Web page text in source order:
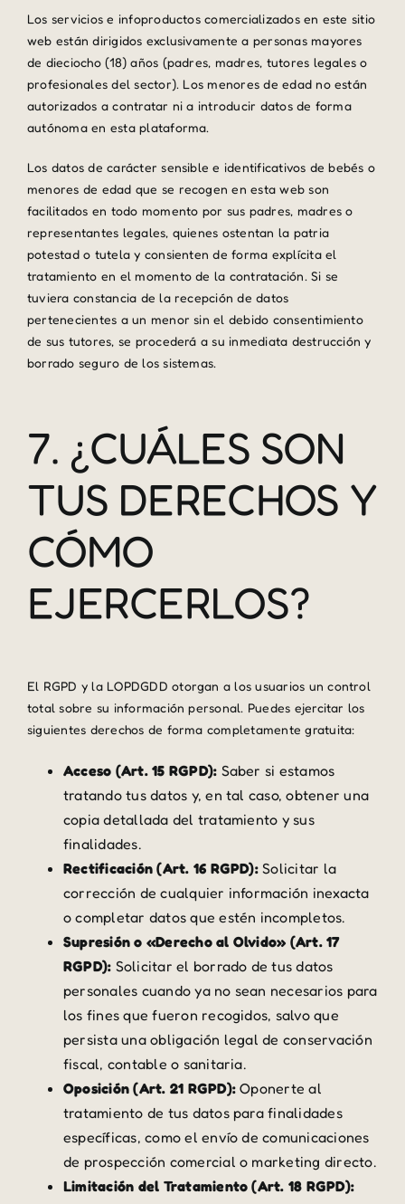
Los servicios e infoproductos comercializados en este sitio
web están dirigidos exclusivamente a personas mayores
de dieciocho (18) años (padres, madres, tutores legales o
profesionales del sector). Los menores de edad no están
autorizados a contratar ni a introducir datos de forma
autónoma en esta plataforma.
Los datos de carácter sensible e identificativos de bebés o
menores de edad que se recogen en esta web son
facilitados en todo momento por sus padres, madres o
representantes legales, quienes ostentan la patria
potestad o tutela y consienten de forma explícita el
tratamiento en el momento de la contratación. Si se
tuviera constancia de la recepción de datos
pertenecientes a un menor sin el debido consentimiento
de sus tutores, se procederá a su inmediata destrucción y
borrado seguro de los sistemas.
7. ¿CUÁLES SON
TUS DERECHOS Y
CÓMO
EJERCERLOS?
El RGPD y la LOPDGDD otorgan a los usuarios un control
total sobre su información personal. Puedes ejercitar los
siguientes derechos de forma completamente gratuita:
Acceso (Art. 15 RGPD): Saber si estamos
tratando tus datos y, en tal caso, obtener una
copia detallada del tratamiento y sus
finalidades.
Rectificación (Art. 16 RGPD):Solicitar la
corrección de cualquier información inexacta
o completar datos que estén incompletos.
Supresión o «Derecho al Olvido» (Art. 17
RGPD): Solicitar el borrado de tus datos
personales cuando ya no sean necesarios para
los fines que fueron recogidos, salvo que
persista una obligación legal de conservación
fiscal, contable o sanitaria.
Oposición (Art. 21 RGPD): Oponerte al
tratamiento de tus datos para finalidades
específicas, como el envío de comunicaciones
de prospección comercial o marketing directo.
Limitación del Tratamiento (Art. 18 RGPD):